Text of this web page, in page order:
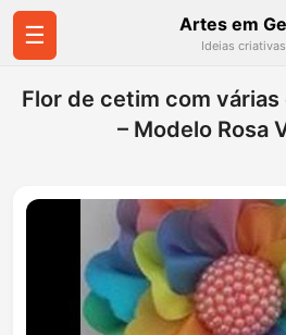
☰ Artes em
Ideias criativas
Flor de cetim com
– Modelo Rosa